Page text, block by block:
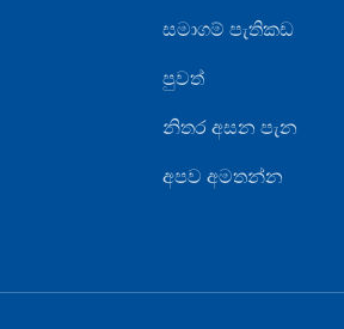
සමාගම් පැතිකඩ
පුවත්
නිතර අසන පැන
අපව අමතන්න